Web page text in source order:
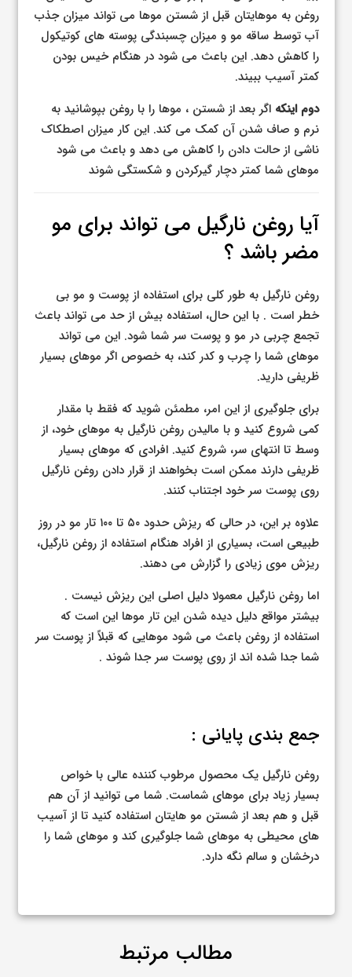
روغن به موهایتان قبل از شستن موها می تواند میزان جذب
آب توسط ساقه مو و میزان چسبندگی پوسته های کوتیکول
را کاهش دهد. این باعث می شود در هنگام خیس بودن
کمتر آسیب ببیند.
دوم اینکه اگر بعد از شستن ، موها را با روغن بپوشانید به
نرم و صاف شدن آن کمک می کند. این کار میزان اصطکاک
ناشی از حالت دادن را کاهش می دهد و باعث می شود
موهای شما کمتر دچار گیرکردن و شکستگی شوند
آیا روغن نارگیل می تواند برای مو
مضر باشد ؟
روغن نارگیل به طور کلی برای استفاده از پوست و مو بی
خطر است . با این حال، استفاده بیش از حد می تواند باعث
تجمع چربی در مو و پوست سر شما شود. این می تواند
موهای شما را چرب و کدر کند، به خصوص اگر موهای بسیار
ظریفی دارید.
برای جلوگیری از این امر، مطمئن شوید که فقط با مقدار
کمی شروع کنید و با مالیدن روغن نارگیل به موهای خود، از
وسط تا انتهای سر، شروع کنید. افرادی که موهای بسیار
ظریفی دارند ممکن است بخواهند از قرار دادن روغن نارگیل
روی پوست سر خود اجتناب کنند.
علاوه بر این، در حالی که ریزش حدود ۵۰ تا ۱۰۰ تار مو در روز
طبیعی است، بسیاری از افراد هنگام استفاده از روغن نارگیل،
ریزش موی زیادی را گزارش می دهند.
اما روغن نارگیل معمولا دلیل اصلی این ریزش نیست .
بیشتر مواقع دلیل دیده شدن این تار موها این است که
استفاده از روغن باعث می شود موهایی که قبلاً از پوست سر
شما جدا شده اند از روی پوست سر جدا شوند .
جمع بندی پایانی :
روغن نارگیل یک محصول مرطوب کننده عالی با خواص
بسیار زیاد برای موهای شماست. شما می توانید از آن هم
قبل و هم بعد از شستن مو هایتان استفاده کنید تا از آسیب
های محیطی به موهای شما جلوگیری کند و موهای شما را
درخشان و سالم نگه دارد.
مطالب مرتبط